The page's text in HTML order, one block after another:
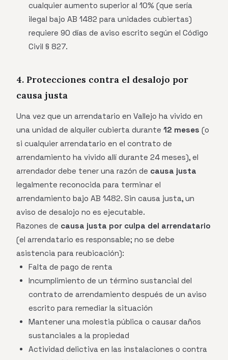
cualquier aumento superior al 10% (que sería
ilegal bajo AB 1482 para unidades cubiertas)
requiere 90 días de aviso escrito según el Código
Civil § 827.
4. Protecciones contra el desalojo por
causa justa
Una vez que un arrendatario en Vallejo ha vivido en
una unidad de alquiler cubierta durante 12 meses (o
si cualquier arrendatario en el contrato de
arrendamiento ha vivido allí durante 24 meses), el
arrendador debe tener una razón de causa justa
legalmente reconocida para terminar el
arrendamiento bajo AB 1482. Sin causa justa, un
aviso de desalojo no es ejecutable.
Razones de causa justa por culpa del arrendatario
(el arrendatario es responsable; no se debe
asistencia para reubicación):
Falta de pago de renta
Incumplimiento de un término sustancial del
contrato de arrendamiento después de un aviso
escrito para remediar la situación
Mantener una molestia pública o causar daños
sustanciales a la propiedad
Actividad delictiva en las instalaciones o contra